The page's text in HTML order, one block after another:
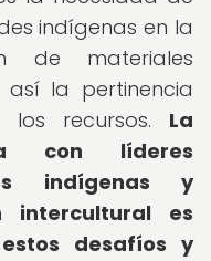
indígenas en la
de materiales
así la pertinencia
recursos. La
con líderes
indígenas y
intercultural es
desafíos y